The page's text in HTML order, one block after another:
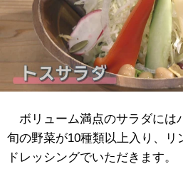
ボリューム満点のサラダには
旬の野菜が10種類以上入り、リ
ドレッシングでいただきます。